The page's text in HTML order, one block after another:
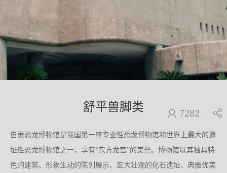
舒平兽脚类 7282
自贡恐龙博物馆是我国第一座专业性恐龙博物馆和世界上最大的遗
址性恐龙博物馆之一，享有“东方龙宫”的美誉。博物馆以其独具特
色的建筑、形象生动的陈列展示、宏大壮观的化石遗址、典雅优美